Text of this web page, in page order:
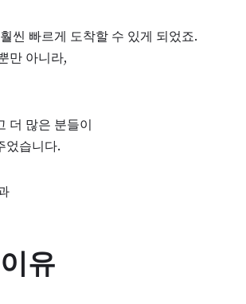
씬 빠르게 도착할 수 있게 되었죠.
만 아니라,
더 많은 분들이
었습니다.
유